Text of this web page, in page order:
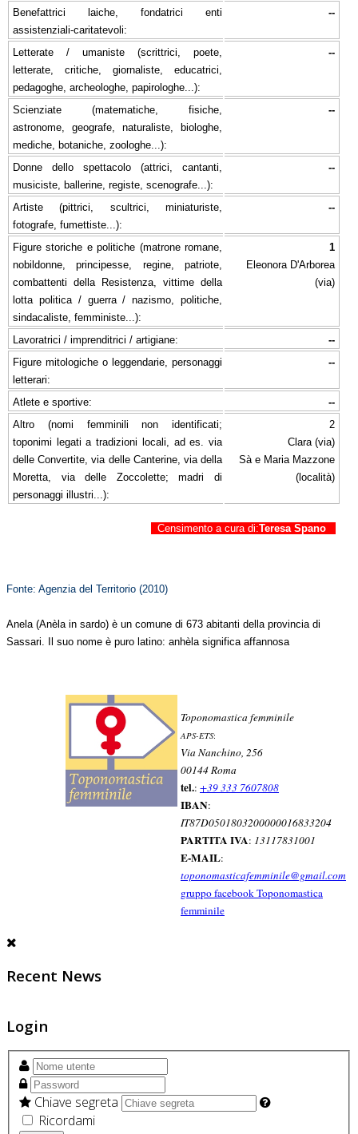
Benefattrici laiche, fondatrici enti
assistenziali-caritatevoli:
--
Letterate / umaniste (scrittrici, poete,
letterate, critiche, giornaliste, educatrici,
pedagoghe, archeologhe, papirologhe...):
--
Scienziate (matematiche, fisiche,
astronome, geografe, naturaliste, biologhe,
mediche, botaniche, zoologhe...):
--
Donne dello spettacolo (attrici, cantanti,
musiciste, ballerine, registe, scenografe...):
--
Artiste (pittrici, scultrici, miniaturiste,
fotografe, fumettiste...):
--
Figure storiche e politiche (matrone romane,
nobildonne, principesse, regine, patriote,
combattenti della Resistenza, vittime della
lotta politica / guerra / nazismo, politiche,
sindacaliste, femministe...):
1
Eleonora D'Arborea
(via)
Lavoratrici / imprenditrici / artigiane:
--
Figure mitologiche o leggendarie, personaggi
letterari:
--
Atlete e sportive:
--
Altro (nomi femminili non identificati;
toponimi legati a tradizioni locali, ad es. via
delle Convertite, via delle Canterine, via della
Moretta, via delle Zoccolette; madri di
personaggi illustri...):
2
Clara (via)
Sà e Maria Mazzone
(località)
Censimento a cura di:Teresa Spano
Fonte: Agenzia del Territorio (2010)
Anela (Anèla in sardo) è un comune di 673 abitanti della provincia di
Sassari. Il suo nome è puro latino: anhèla significa affannosa
Toponomastica femminile
APS-ETS:
Via Nanchino, 256
00144 Roma
tel.: +39 333 7607808
IBAN:
IT87D0501803200000016833204
PARTITA IVA: 13117831001
E-MAIL:
toponomasticafemminile@gmail.com
gruppo facebook Toponomastica
femminile
Recent News
Login
Chiave segreta
Ricordami